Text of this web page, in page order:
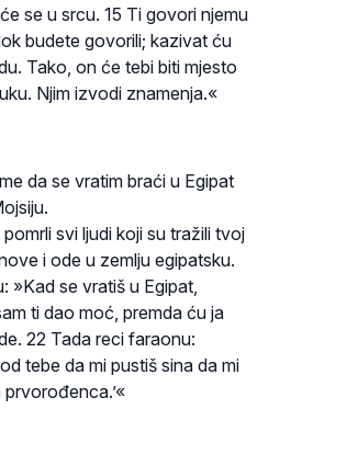
se u srcu. 15 Ti govori njemu
budete govorili; kazivat ću
Tako, on će tebi biti mjesto
Njim izvodi znamenja.«
da se vratim braći u Egipat
svi ljudi koji su tražili tvoj
i ode u zemlju egipatsku.
»Kad se vratiš u Egipat,
ti dao moć, premda ću ja
22 Tada reci faraonu:
tebe da mi pustiš sina da mi